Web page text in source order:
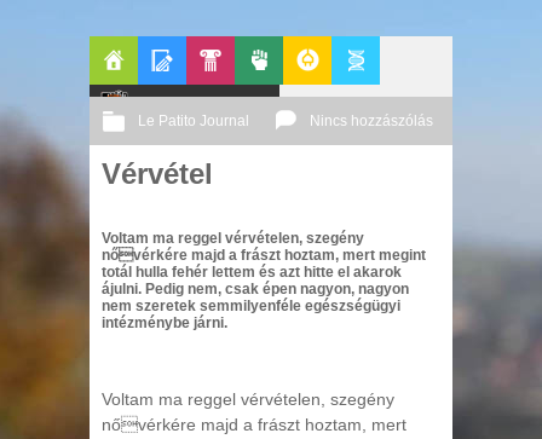
Főoldal PolitikaGeekZone
Le Patito Journal Nincs hozzászólás
2003 11. 27.
Vérvétel
Voltam ma reggel vérvételen, szegény
nővérkére majd a frászt hoztam, mert megint
totál hulla fehér lettem és azt hitte el akarok
ájulni. Pedig nem, csak épen nagyon, nagyon
nem szeretek semmilyenféle egészségügyi
intézménybe járni.
Voltam ma reggel vérvételen, szegény
nővérkére majd a frászt hoztam, mert